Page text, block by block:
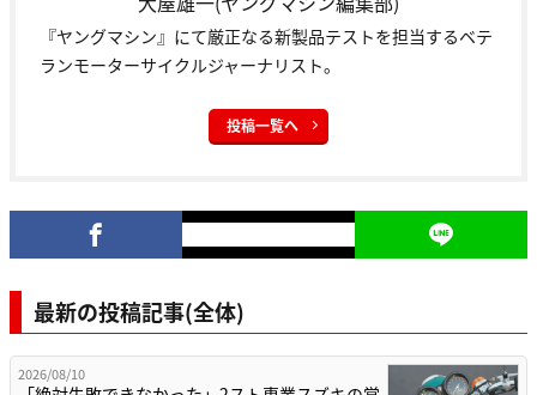
『ヤングマシン』にて厳正なる新製品テストを担当するベテ
ランモーターサイクルジャーナリスト。
投稿一覧へ
最新の投稿記事(全体)
2026/08/10